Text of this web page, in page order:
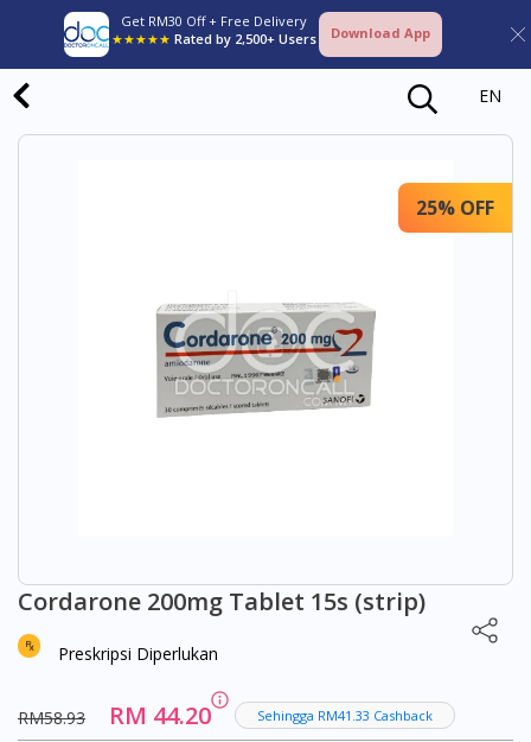
Get RM30 Off + Free Delivery
★★★★★ Rated by 2,500+ Users Download App
EN
25% OFF
Cordarone 200mg Tablet 15s (strip)
Preskripsi Diperlukan
RM58.93 RM 44.20 Sehingga RM41.33 Cashback